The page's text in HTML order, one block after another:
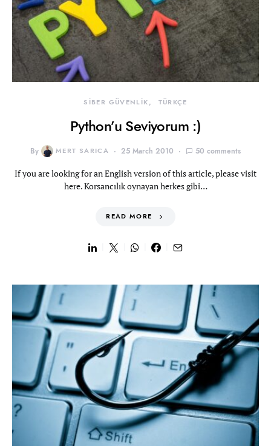
SİBER GÜVENLİK TÜRKÇE
Python’u Seviyorum :)
By MERT SARICA 25 March 2010 50 comments
If you are looking for an English version of this article, please visit
here. Korsancılık oynayan herkes gibi…
READ MORE